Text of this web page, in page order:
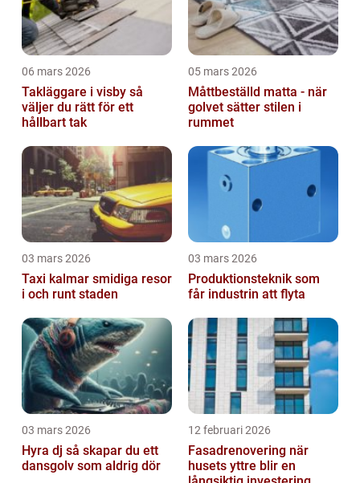
06 mars 2026
Takläggare i visby så
väljer du rätt för ett
hållbart tak
05 mars 2026
Måttbeställd matta - när
golvet sätter stilen i
rummet
03 mars 2026
Taxi kalmar smidiga resor
i och runt staden
03 mars 2026
Produktionsteknik som
får industrin att flyta
03 mars 2026
Hyra dj så skapar du ett
dansgolv som aldrig dör
12 februari 2026
Fasadrenovering när
husets yttre blir en